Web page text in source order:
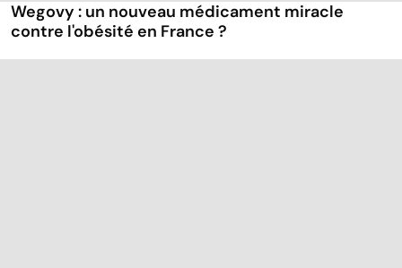
Wegovy : un nouveau médicament miracle
contre l'obésité en France ?